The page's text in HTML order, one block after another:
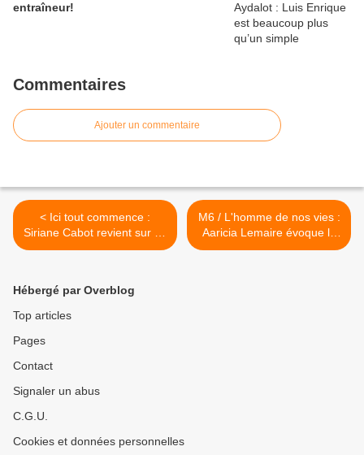
entraîneur!
Commentaires
Ajouter un commentaire
< Ici tout commence :
Siriane Cabot revient sur sa
chouette expérience de
M6 / L'homme de nos vies :
Aaricia Lemaire évoque la
mini-série actuellement à
Hébergé par Overblog
Top articles
Pages
Contact
Signaler un abus
C.G.U.
Cookies et données personnelles